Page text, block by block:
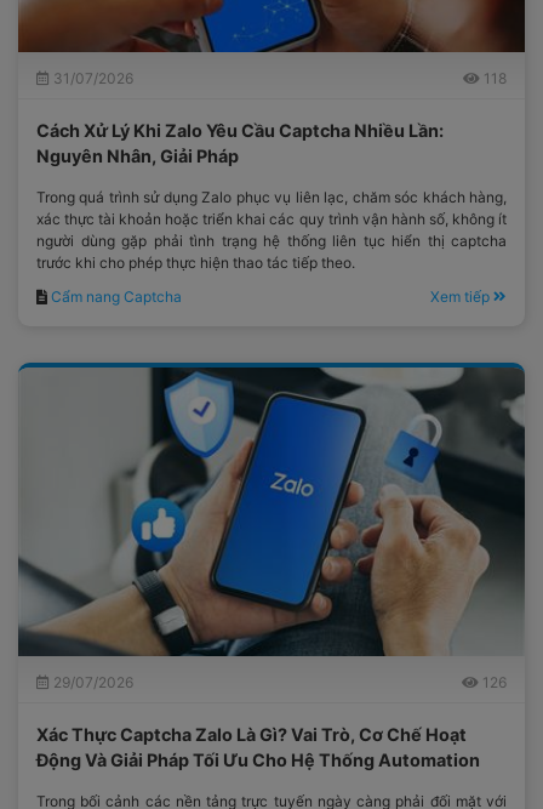
31/07/2026 118
Cách Xử Lý Khi Zalo Yêu Cầu Captcha Nhiều Lần:
Nguyên Nhân, Giải Pháp
Trong quá trình sử dụng Zalo phục vụ liên lạc, chăm sóc khách hàng,
xác thực tài khoản hoặc triển khai các quy trình vận hành số, không ít
người dùng gặp phải tình trạng hệ thống liên tục hiển thị captcha
trước khi cho phép thực hiện thao tác tiếp theo.
Cẩm nang Captcha
Xem tiếp
29/07/2026 126
Xác Thực Captcha Zalo Là Gì? Vai Trò, Cơ Chế Hoạt
Động Và Giải Pháp Tối Ưu Cho Hệ Thống Automation
Trong bối cảnh các nền tảng trực tuyến ngày càng phải đối mặt với